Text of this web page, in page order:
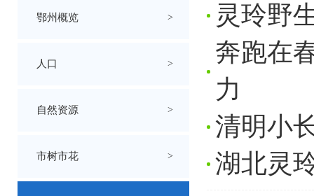
鄂州概览 >
人口 >
自然资源 >
市树市花 >
灵玲野
奔跑在
力
清明小
湖北灵